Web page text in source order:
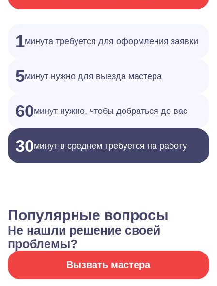
1минута требуется для оформления заявки
5минут нужно для выезда мастера
60минут нужно, чтобы добраться до вас
30минут в среднем требуется на работу
Популярные вопросы
Не нашли решение своей
проблемы?
Вызвать мастера